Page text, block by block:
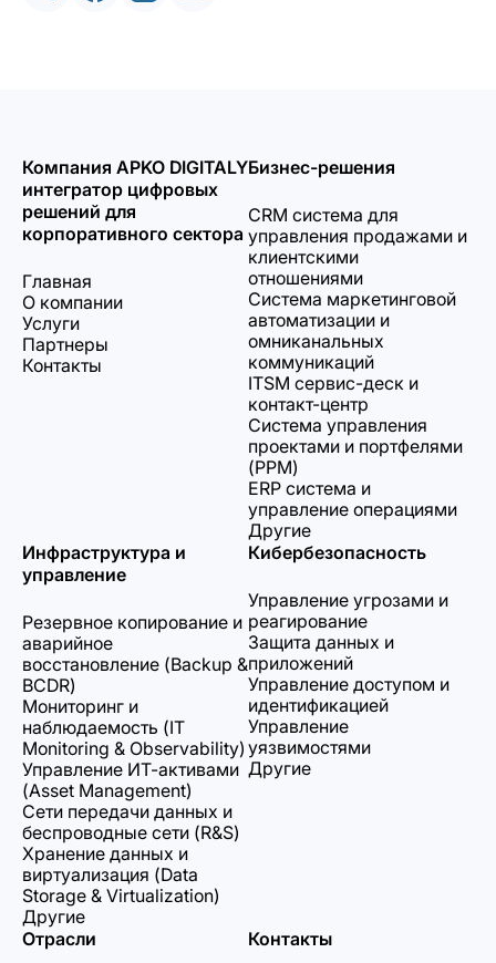
Компания APKO DIGITALY
интегратор цифровых
решений для
корпоративного сектора
Главная
О компании
Услуги
Партнеры
Контакты
Бизнес-решения
CRM система для
управления продажами и
клиентскими
отношениями
Система маркетинговой
автоматизации и
омниканальных
коммуникаций
ITSM сервис-деск и
контакт-центр
Система управления
проектами и портфелями
(PPM)
ERP система и
управление операциями
Другие
Инфраструктура и
управление
Резервное копирование и
аварийное
восстановление (Backup &
BCDR)
Мониторинг и
наблюдаемость (IT
Monitoring & Observability)
Управление ИТ-активами
(Asset Management)
Сети передачи данных и
беспроводные сети (R&S)
Хранение данных и
виртуализация (Data
Storage & Virtualization)
Другие
Кибербезопасность
Управление угрозами и
реагирование
Защита данных и
приложений
Управление доступом и
идентификацией
Управление
уязвимостями
Другие
Отрасли Контакты